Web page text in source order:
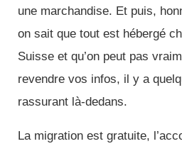
une marchandise. Et puis,
on sait que tout est hébergé
Suisse et qu’on peut pas
revendre vos infos, il y a
rassurant là-dedans.
La migration est gratuite,